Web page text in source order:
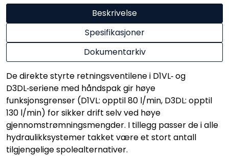
Beskrivelse
Spesifikasjoner
Dokumentarkiv
De direkte styrte retningsventilene i D1VL‑ og
D3DL‑seriene med håndspak gir høye
funksjonsgrenser (D1VL: opptil 80 l/min, D3DL: opptil
130 l/min) for sikker drift selv ved høye
gjennomstrømningsmengder. I tillegg passer de i alle
hydraulikksystemer takket være et stort antall
tilgjengelige spolealternativer.